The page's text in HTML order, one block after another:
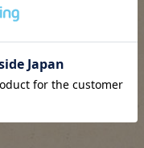
ディカダレスの時は
安定すると思ってこ
イズだし、より安定